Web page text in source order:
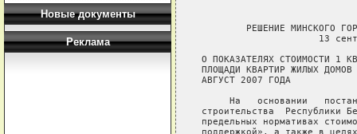
Новые документы
Реклама
РЕШЕНИЕ МИНСКОГО
13
О ПОКАЗАТЕЛЯХ СТОИМОСТИ 1
ПЛОЩАДИ КВАРТИР ЖИЛЫХ
АВГУСТ 2007 ГОДА
На   основании
строительства
предельных нормативах